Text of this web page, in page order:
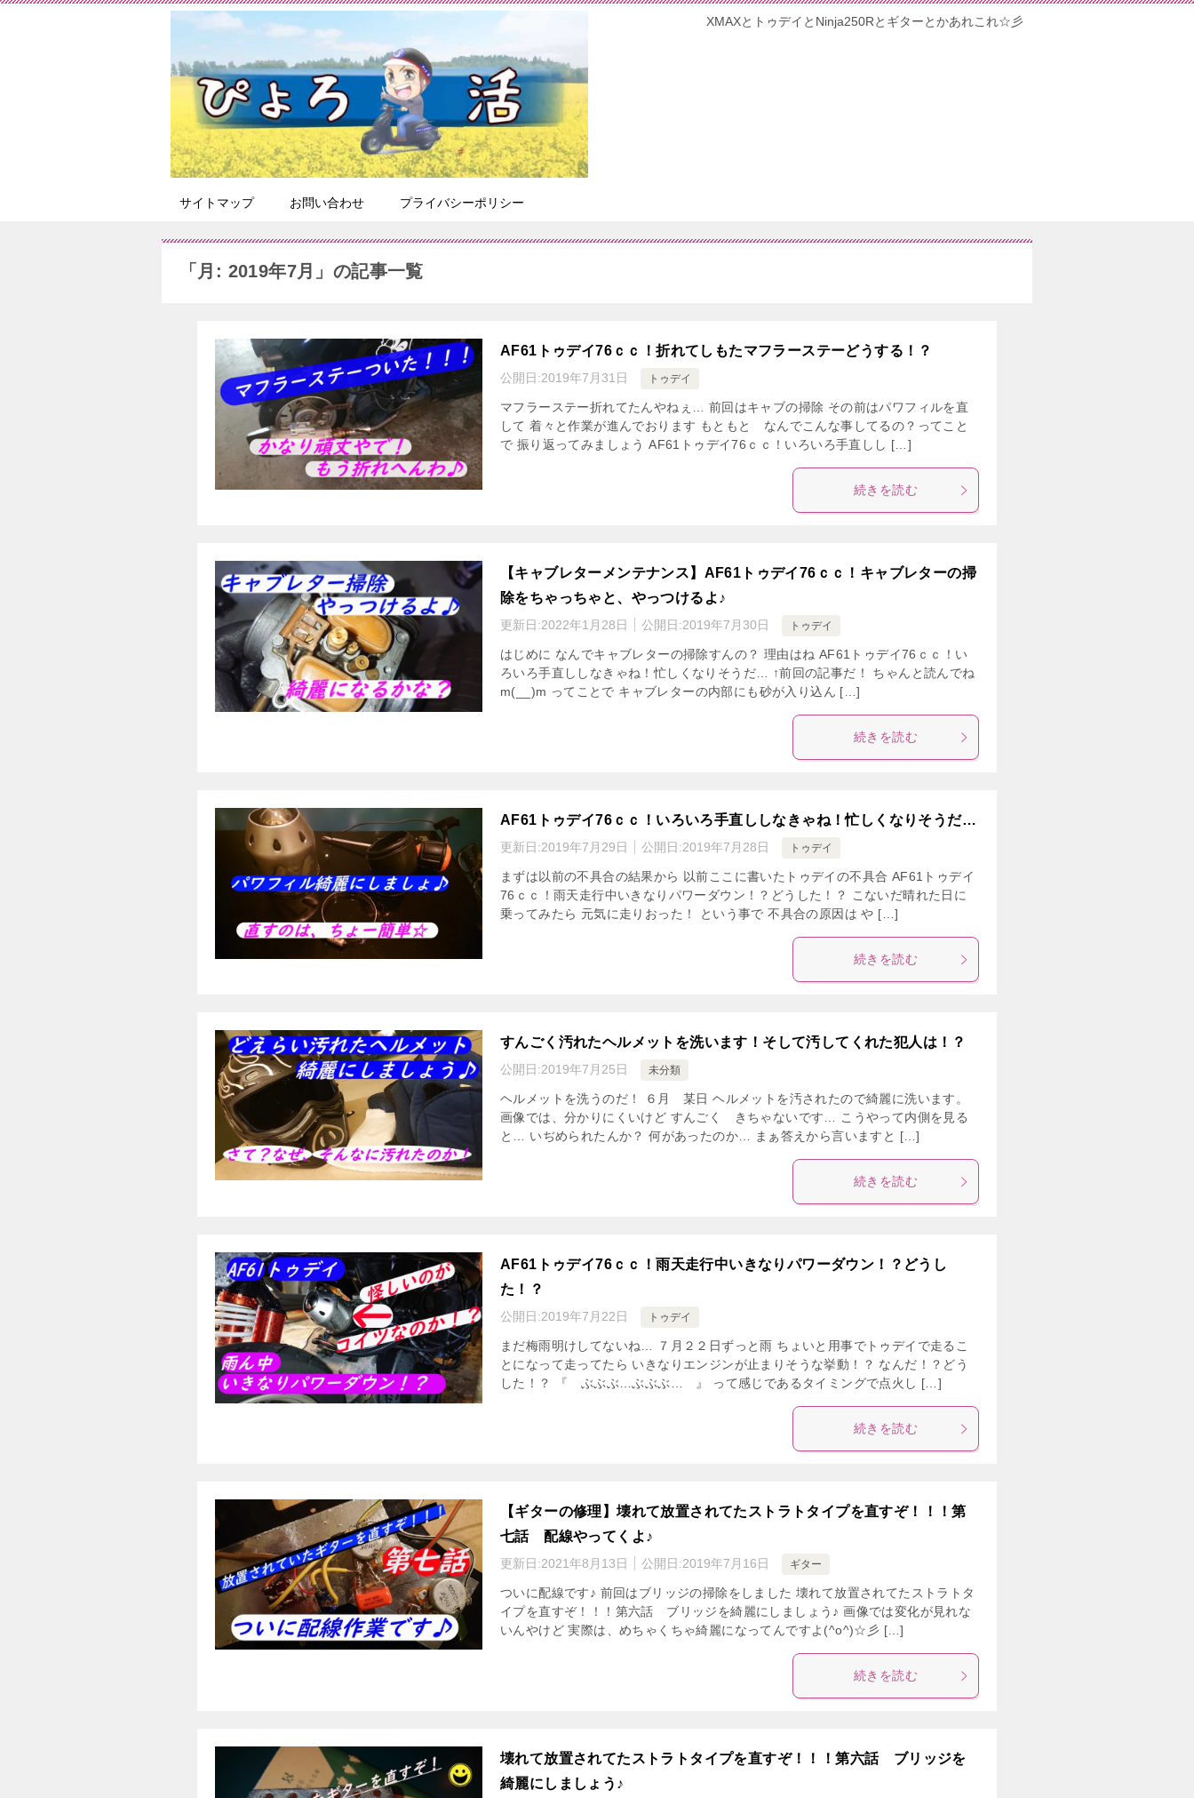
XMAXとトゥデイとNinja250Rとギターとかあれこれ☆彡
サイトマップ お問い合わせ プライバシーポリシー
「月: 2019年7月 」の記事一覧
AF61トゥデイ76ｃｃ！折れてしもたマフラーステーどうする！？
公開日:2019年7月31日 トゥデイ
マフラーステー折れてたんやねぇ… 前回はキャブの掃除 その前はパワフィルを直
して 着々と作業が進んでおります もともと なんでこんな事してるの？ってこと
で 振り返ってみましょう AF61トゥデイ76ｃｃ！いろいろ手直しし […]
続きを読む
【キャブレターメンテナンス】AF61トゥデイ76ｃｃ！キャブレターの掃
除をちゃっちゃと、やっつけるよ♪
更新日:2022年1月28日 公開日:2019年7月30日 トゥデイ
はじめに なんでキャブレターの掃除すんの？ 理由はね AF61トゥデイ76ｃｃ！い
ろいろ手直ししなきゃね！忙しくなりそうだ… ↑前回の記事だ！ ちゃんと読んでね
m(__)m ってことで キャブレターの内部にも砂が入り込ん […]
続きを読む
AF61トゥデイ76ｃｃ！いろいろ手直ししなきゃね！忙しくなりそうだ…
更新日:2019年7月29日 公開日:2019年7月28日 トゥデイ
まずは以前の不具合の結果から 以前ここに書いたトゥデイの不具合 AF61トゥデイ
76ｃｃ！雨天走行中いきなりパワーダウン！？どうした！？ こないだ晴れた日に
乗ってみたら 元気に走りおった！ という事で 不具合の原因は や […]
続きを読む
すんごく汚れたヘルメットを洗います！そして汚してくれた犯人は！？
公開日:2019年7月25日 未分類
ヘルメットを洗うのだ！ ６月 某日 ヘルメットを汚されたので綺麗に洗います。
画像では、分かりにくいけど すんごく きちゃないです… こうやって内側を見る
と… いぢめられたんか？ 何があったのか… まぁ答えから言いますと […]
続きを読む
AF61トゥデイ76ｃｃ！雨天走行中いきなりパワーダウン！？どうし
た！？
公開日:2019年7月22日 トゥデイ
まだ梅雨明けしてないね… ７月２２日ずっと雨 ちょいと用事でトゥデイで走るこ
とになって走ってたら いきなりエンジンが止まりそうな挙動！？ なんだ！？どう
した！？ 『 ぶぶぶ…ぶぶぶ… 』 って感じであるタイミングで点火し […]
続きを読む
【ギターの修理】壊れて放置されてたストラトタイプを直すぞ！！！第
七話 配線やってくよ♪
更新日:2021年8月13日 公開日:2019年7月16日 ギター
ついに配線です♪ 前回はブリッジの掃除をしました 壊れて放置されてたストラトタ
イプを直すぞ！！！第六話 ブリッジを綺麗にしましょう♪ 画像では変化が見れな
いんやけど 実際は、めちゃくちゃ綺麗になってんですよ(^o^)☆彡 […]
続きを読む
壊れて放置されてたストラトタイプを直すぞ！！！第六話 ブリッジを
綺麗にしましょう♪